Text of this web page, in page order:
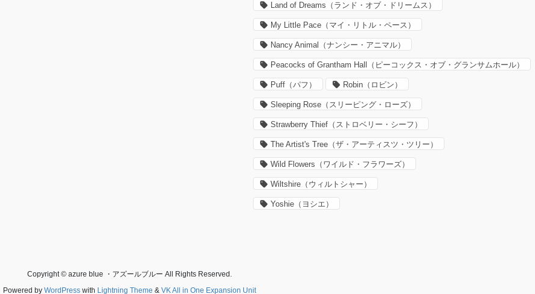
Land of Dreams（ランド・オブ・ドリームス）
My Little Pace（マイ・リトル・ペース）
Nancy Animal（ナンシー・アニマル）
Peacocks of Grantham Hall（ピーコックス・オブ・グランサムホール）
Puff（パフ） Robin（ロビン）
Sleeping Rose（スリーピング・ローズ）
Strawberry Thief（ストロベリー・シーフ）
The Artist's Tree（ザ・アーティスツ・ツリー）
Wild Flowers（ワイルド・フラワーズ）
Wiltshire（ウィルトシャー）
Yoshie（ヨシエ）
Copyright © azure blue ・アズールブルー All Rights Reserved.
Powered by WordPresswith Lightning Theme & VK All in One Expansion Unit